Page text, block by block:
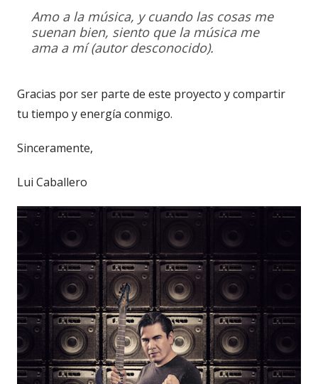
Amo a la música, y cuando las cosas me
suenan bien, siento que la música me
ama a mí (autor desconocido).
Gracias por ser parte de este proyecto y compartir
tu tiempo y energía conmigo.
Sinceramente,
Lui Caballero